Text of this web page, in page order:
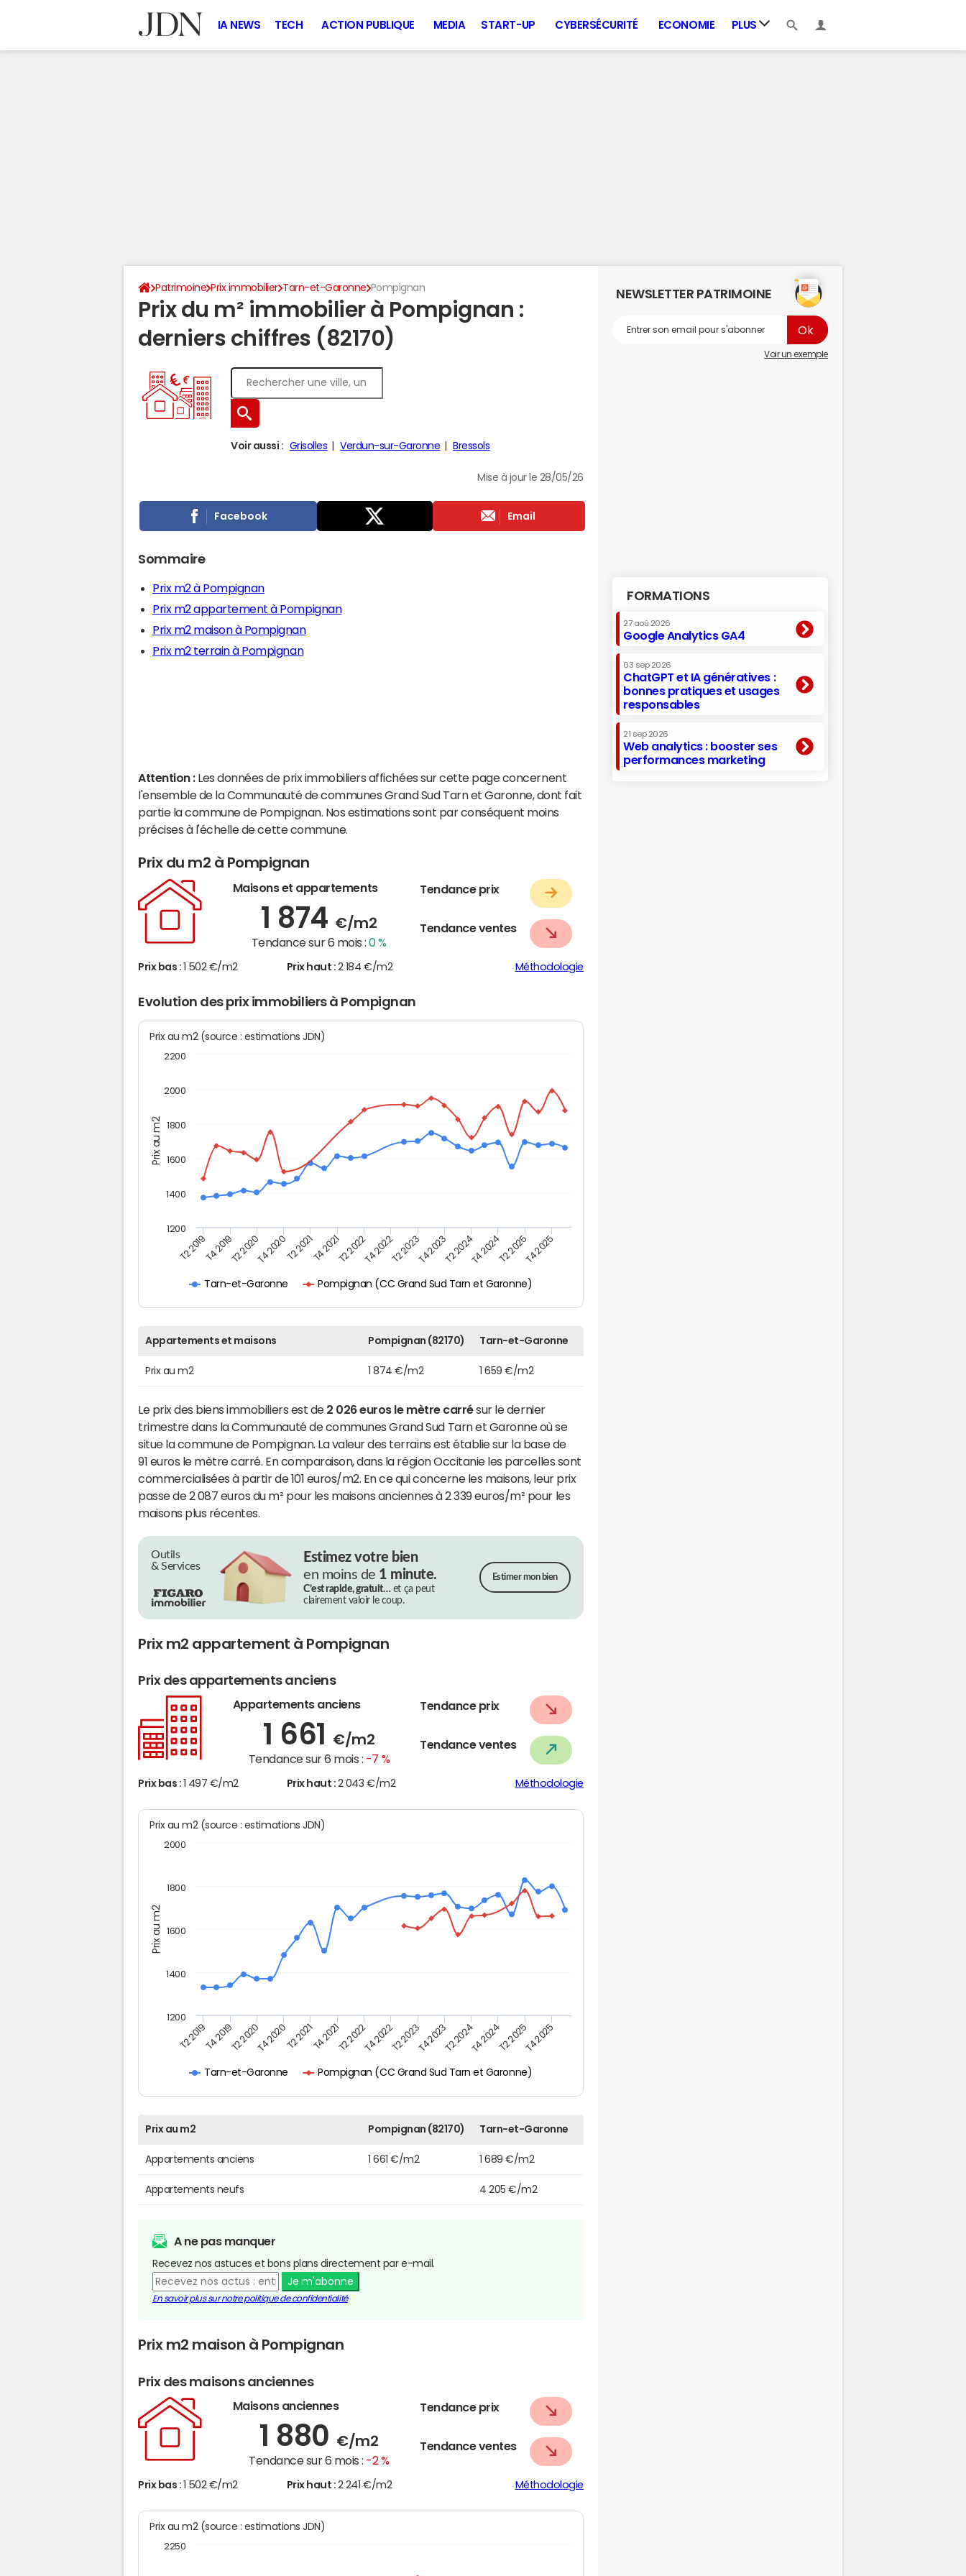
IA NEWS TECH ACTION PUBLIQUE MEDIA START-UP CYBERSÉCURITÉ ECONOMIE PLUS
Patrimoine Prix immobilier Tarn-et-Garonne Pompignan
Prix du m² immobilier à Pompignan :
derniers chiffres (82170)
Voir aussi : Grisolles Verdun-sur-Garonne Bressols
Mise à jour le 28/05/26
Facebook Email
Sommaire
Prix m2 à Pompignan
Prix m2 appartement à Pompignan
Prix m2 maison à Pompignan
Prix m2 terrain à Pompignan
Attention : Les données de prix immobiliers affichées sur cette page concernent
l'ensemble de la Communauté de communes Grand Sud Tarn et Garonne, dont fait
partie la commune de Pompignan. Nos estimations sont par conséquent moins
précises à l'échelle de cette commune.
Prix du m2 à Pompignan
Maisons et appartements
1 874 €/m2
Tendance sur 6 mois :0 %
Tendance prix
Tendance ventes
Prix bas : 1 502 €/m2 Prix haut : 2 184 €/m2 Méthodologie
Evolution des prix immobiliers à Pompignan
Prix au m2
Prix au m2 (source : estimations JDN)
Tarn-et-Garonne Pompignan (CC Grand Sud Tarn et Garonne)
T2 2019T4 2019T2 2020T4 2020T2 2021T4 2021T2 2022T4 2022T2 2023T4 2023T2 2024T4 2024T2 2025T4 2025
1200
1400
1600
1800
2000
2200
Appartements et maisons Pompignan (82170) Tarn-et-Garonne
Prix au m2 1 874 €/m2 1 659 €/m2
Le prix des biens immobiliers est de 2 026 euros le mètre carrésur le dernier
trimestre dans la Communauté de communes Grand Sud Tarn et Garonne où se
situe la commune de Pompignan. La valeur des terrains est établie sur la base de
91 euros le mètre carré. En comparaison, dans la région Occitanie les parcelles sont
commercialisées à partir de 101 euros/m2. En ce qui concerne les maisons, leur prix
passe de 2 087 euros du m² pour les maisons anciennes à 2 339 euros/m² pour les
maisons plus récentes.
Outils
& Services
Estimez votre bien
en moins de 1 minute.
C’est rapide, gratuit…et ça peut
clairement valoir le coup.
Estimer mon bien
Prix m2 appartement à Pompignan
Prix des appartements anciens
Appartements anciens
1 661 €/m2
Tendance sur 6 mois : -7 %
Tendance prix
Tendance ventes
Prix bas : 1 497 €/m2 Prix haut : 2 043 €/m2 Méthodologie
Prix au m2
Prix au m2 (source : estimations JDN)
Tarn-et-Garonne Pompignan (CC Grand Sud Tarn et Garonne)
T2 2019T4 2019T2 2020T4 2020T2 2021T4 2021T2 2022T4 2022T2 2023T4 2023T2 2024T4 2024T2 2025T4 2025
1400
1600
1800
1200
2000
Prix au m2 Pompignan (82170) Tarn-et-Garonne
Appartements anciens 1 661 €/m2 1 689 €/m2
Appartements neufs 4 205 €/m2
A ne pas manquer
Recevez nos astuces et bons plans directement par e-mail.
Je m'abonne
En savoir plus sur notre politique de confidentialité
Prix m2 maison à Pompignan
Prix des maisons anciennes
Maisons anciennes
1 880 €/m2
Tendance sur 6 mois : -2 %
Tendance prix
Tendance ventes
Prix bas : 1 502 €/m2 Prix haut : 2 241 €/m2 Méthodologie
Prix au m2 (source : estimations JDN)
2250
NEWSLETTER PATRIMOINE
Voir un exemple
FORMATIONS
27 aoû 2026
Google Analytics GA4
03 sep 2026
ChatGPT et IA génératives :
bonnes pratiques et usages
responsables
21 sep 2026
Web analytics : booster ses
performances marketing